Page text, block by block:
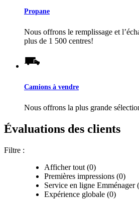
Propane
Nous offrons le remplissage et
plus de 1 500 centres!
Camions à vendre
Nous offrons la plus grande
Évaluations des clients
Filtre :
Afficher tout (0)
Premières impressions (0)
Service en ligne Emménager
Expérience globale (0)